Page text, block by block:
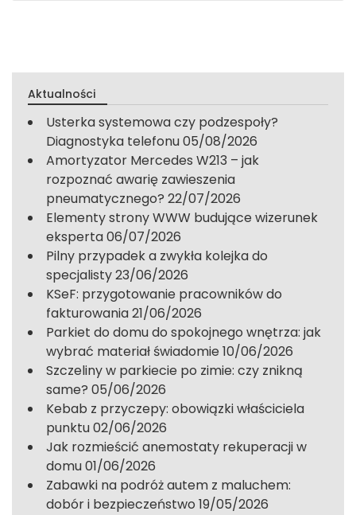
Aktualności
Usterka systemowa czy podzespoły?
Diagnostyka telefonu05/08/2026
Amortyzator Mercedes W213 – jak
rozpoznać awarię zawieszenia
pneumatycznego? 22/07/2026
Elementy strony WWW budujące wizerunek
eksperta06/07/2026
Pilny przypadek a zwykła kolejka do
specjalisty23/06/2026
KSeF: przygotowanie pracowników do
fakturowania21/06/2026
Parkiet do domu do spokojnego wnętrza: jak
wybrać materiał świadomie 10/06/2026
Szczeliny w parkiecie po zimie: czy znikną
same? 05/06/2026
Kebab z przyczepy: obowiązki właściciela
punktu02/06/2026
Jak rozmieścić anemostaty rekuperacji w
domu01/06/2026
Zabawki na podróż autem z maluchem:
dobór i bezpieczeństwo 19/05/2026